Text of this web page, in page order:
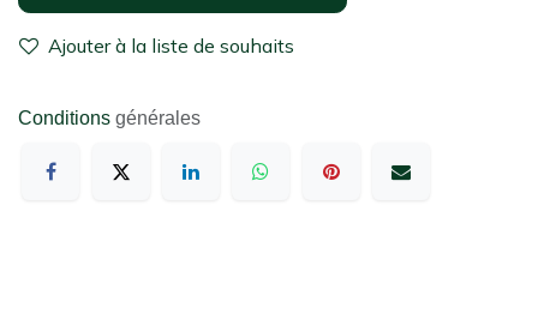
Ajouter à la liste de souhaits
Conditions générales